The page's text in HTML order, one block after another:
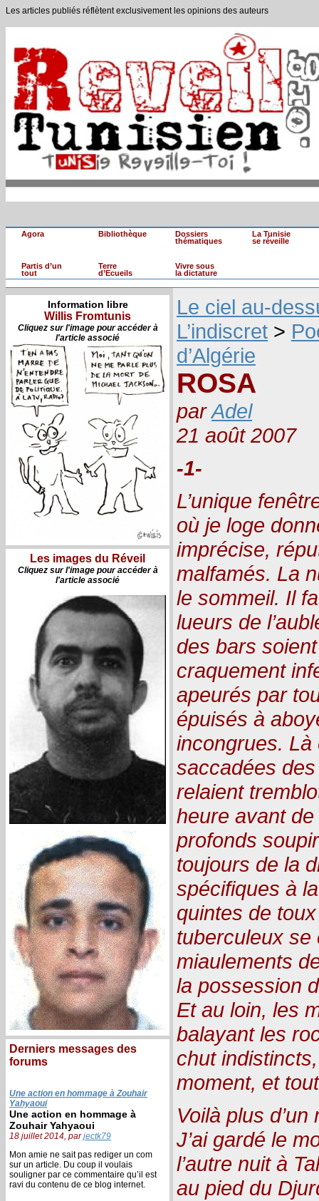
Les articles publiés réflètent exclusivement les opinions des auteurs
Agora Bibliothèque
Dossiers
thématiques
La Tunisie
se réveille
Partis d’un
tout
Terre
d’Ecueils
Vivre sous
la dictature
Information libre
Willis Fromtunis
Cliquez sur l'image pour accéder à
l'article associé
Les images du Réveil
Cliquez sur l'image pour accéder à
l'article associé
Derniers messages des
forums
Une action en hommage à Zouhair
Yahyaoui
Une action en hommage à
Zouhair Yahyaoui
18 juillet 2014, parjectk79
Mon amie ne sait pas rediger un com
sur un article. Du coup il voulais
souligner par ce commentaire qu’il est
ravi du contenu de ce blog internet.
Le ciel au-
L’indiscret >
d’Algérie
ROSA
parAdel
21 août 2007
-1-
L’unique
où je loge
imprécise,
malfamés. La
le sommeil. Il
lueurs de
des bars
craquement
apeurés par
épuisés à
incongrues.
saccadées
relaient
heure avant de
profonds
toujours de la
spécifiques à
quintes de
tuberculeux se
miaulements
la possession
Et au loin, les
balayant les
chut
moment, et
Voilà plus
J’ai gardé le
l’autre nuit à
au pied du